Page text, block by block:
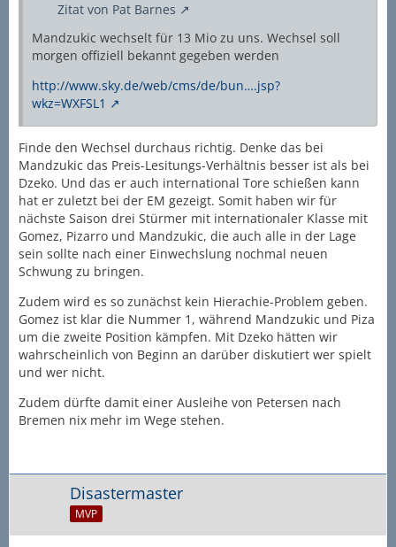
Zitat von Pat Barnes
Mandzukic wechselt für 13 Mio zu uns. Wechsel soll
morgen offiziell bekannt gegeben werden
http://www.sky.de/web/cms/de/bun….jsp?
wkz=WXFSL1
Finde den Wechsel durchaus richtig. Denke das bei
Mandzukic das Preis-Lesitungs-Verhältnis besser ist als bei
Dzeko. Und das er auch international Tore schießen kann
hat er zuletzt bei der EM gezeigt. Somit haben wir für
nächste Saison drei Stürmer mit internationaler Klasse mit
Gomez, Pizarro und Mandzukic, die auch alle in der Lage
sein sollte nach einer Einwechslung nochmal neuen
Schwung zu bringen.
Zudem wird es so zunächst kein Hierachie-Problem geben.
Gomez ist klar die Nummer 1, während Mandzukic und Piza
um die zweite Position kämpfen. Mit Dzeko hätten wir
wahrscheinlich von Beginn an darüber diskutiert wer spielt
und wer nicht.
Zudem dürfte damit einer Ausleihe von Petersen nach
Bremen nix mehr im Wege stehen.
Disastermaster
MVP